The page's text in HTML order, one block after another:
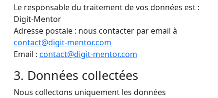
Le responsable du traitement de vos données est :
Digit-Mentor
Adresse postale : nous contacter par email à
contact@digit-mentor.com
Email : contact@digit-mentor.com
3. Données collectées
Nous collectons uniquement les données